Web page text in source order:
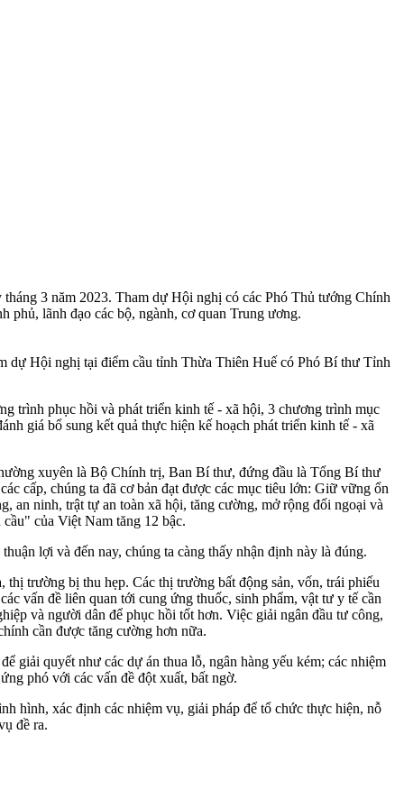
3 năm 2023. Tham dự Hội nghị có các Phó Thủ tướng Chính
lãnh đạo các bộ, ngành, cơ quan Trung ương.
Hội nghị tại điểm cầu tỉnh Thừa Thiên Huế có Phó Bí thư Tỉnh
trình phục hồi và phát triển kinh tế - xã hội, 3 chương trình mục
giá bổ sung kết quả thực hiện kế hoạch phát triển kinh tế - xã
xuyên là Bộ Chính trị, Ban Bí thư, đứng đầu là Tổng Bí thư
cấp, chúng ta đã cơ bản đạt được các mục tiêu lớn: Giữ vững ổn
an ninh, trật tự an toàn xã hội, tăng cường, mở rộng đối ngoại và
của Việt Nam tăng 12 bậc.
lợi và đến nay, chúng ta càng thấy nhận định này là đúng.
trường bị thu hẹp. Các thị trường bất động sản, vốn, trái phiếu
vấn đề liên quan tới cung ứng thuốc, sinh phẩm, vật tư y tế cần
và người dân để phục hồi tốt hơn. Việc giải ngân đầu tư công,
cần được tăng cường hơn nữa.
giải quyết như các dự án thua lỗ, ngân hàng yếu kém; các nhiệm
phó với các vấn đề đột xuất, bất ngờ.
hình, xác định các nhiệm vụ, giải pháp để tổ chức thực hiện, nỗ
đề ra.